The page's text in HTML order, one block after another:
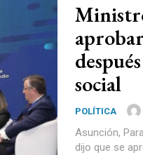
social
POLÍTICA
Asunción,
dijo que se